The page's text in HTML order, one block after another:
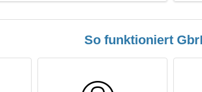
So funktioniert